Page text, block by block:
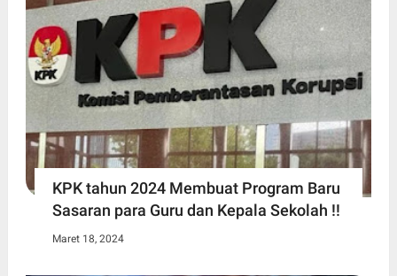
KPK tahun 2024 Membuat Program Baru
Sasaran para Guru dan Kepala Sekolah !!
Maret 18, 2024